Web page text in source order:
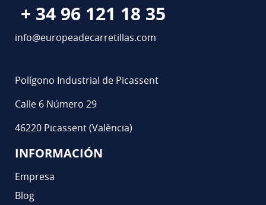
+ 34 96 121 18 35
info@europeadecarretillas.com
Polígono Industrial de Picassent
Calle 6 Número 29
46220 Picassent (València)
INFORMACIÓN
Empresa
Blog